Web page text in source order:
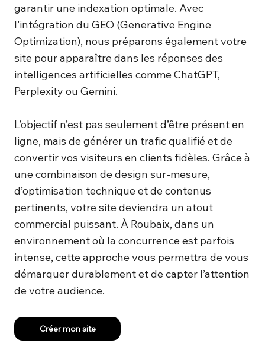
garantir une indexation optimale. Avec
l’intégration du GEO (Generative Engine
Optimization), nous préparons également votre
site pour apparaître dans les réponses des
intelligences artificielles comme ChatGPT,
Perplexity ou Gemini.
L’objectif n’est pas seulement d’être présent en
ligne, mais de générer un trafic qualifié et de
convertir vos visiteurs en clients fidèles. Grâce à
une combinaison de design sur-mesure,
d’optimisation technique et de contenus
pertinents, votre site deviendra un atout
commercial puissant. À Roubaix, dans un
environnement où la concurrence est parfois
intense, cette approche vous permettra de vous
démarquer durablement et de capter l’attention
de votre audience.
Créer mon site